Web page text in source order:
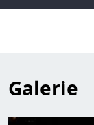
Galerie
Bild